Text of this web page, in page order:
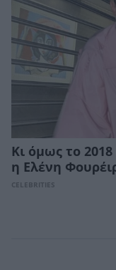
Κι όμως το
η Ελένη
CELEBRITIES